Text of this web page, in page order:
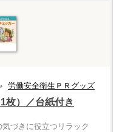
労働安全衛生ＰＲグッズ
枚）／台紙付き
づきに役立つリラック